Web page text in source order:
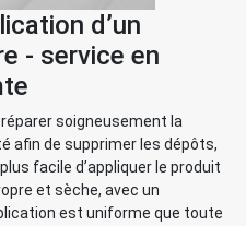
d’un
- service en
soigneusement la
afin de supprimer les dépôts,
facile d’appliquer le produit
et sèche, avec un
est uniforme que toute